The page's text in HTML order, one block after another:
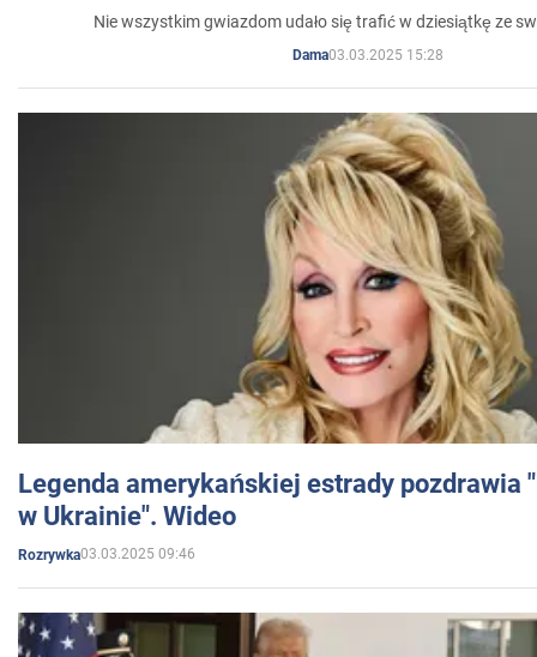
Nie wszystkim gwiazdom udało się trafić w dziesiątkę ze
Dama03.03.2025 15:28
Legenda amerykańskiej estrady pozdrawia
w Ukrainie". Wideo
Rozrywka03.03.2025 09:46